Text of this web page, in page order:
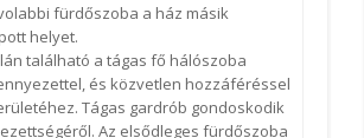
fürdőszoba a ház másik
helyet.
található a tágas fő hálószoba
és közvetlen hozzáféréssel
Tágas gardrób gondoskodik
Az elsődleges fürdőszoba